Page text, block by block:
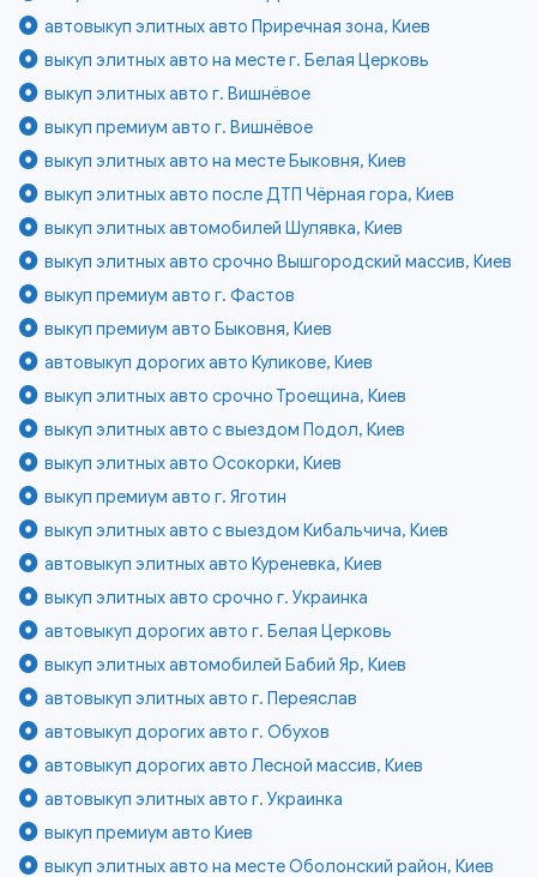
автовыкуп элитных авто Приречная зона, Киев
выкуп элитных авто на месте г. Белая Церковь
выкуп элитных авто г. Вишнёвое
выкуп премиум авто г. Вишнёвое
выкуп элитных авто на месте Быковня, Киев
выкуп элитных авто после ДТП Чёрная гора, Киев
выкуп элитных автомобилей Шулявка, Киев
выкуп элитных авто срочно Вышгородский массив, Киев
выкуп премиум авто г. Фастов
выкуп премиум авто Быковня, Киев
автовыкуп дорогих авто Куликове, Киев
выкуп элитных авто срочно Троещина, Киев
выкуп элитных авто с выездом Подол, Киев
выкуп элитных авто Осокорки, Киев
выкуп премиум авто г. Яготин
выкуп элитных авто с выездом Кибальчича, Киев
автовыкуп элитных авто Куреневка, Киев
выкуп элитных авто срочно г. Украинка
автовыкуп дорогих авто г. Белая Церковь
выкуп элитных автомобилей Бабий Яр, Киев
автовыкуп элитных авто г. Переяслав
автовыкуп дорогих авто г. Обухов
автовыкуп дорогих авто Лесной массив, Киев
автовыкуп элитных авто г. Украинка
выкуп премиум авто Киев
выкуп элитных авто на месте Оболонский район, Киев